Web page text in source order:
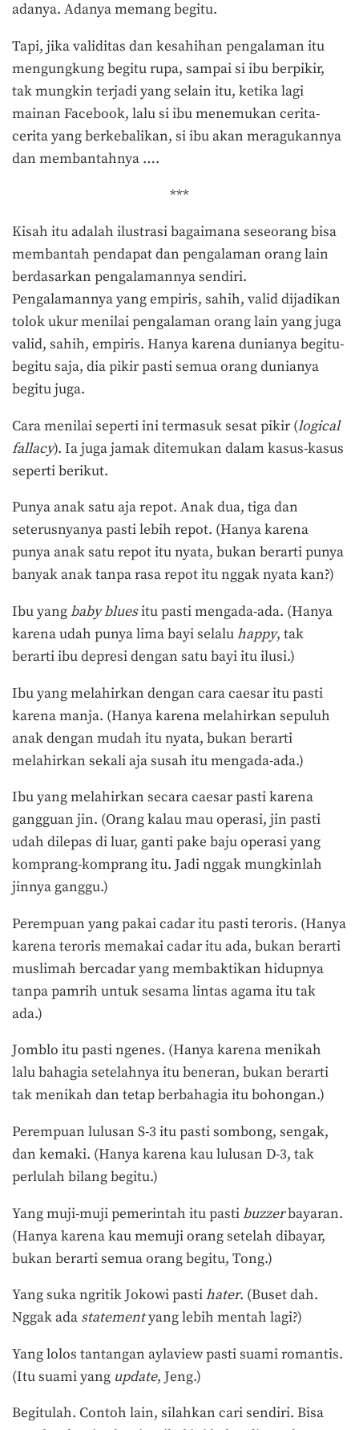
adanya. Adanya memang begitu.
Tapi, jika validitas dan kesahihan pengalaman itu
mengungkung begitu rupa, sampai si ibu berpikir,
tak mungkin terjadi yang selain itu, ketika lagi
mainan Facebook, lalu si ibu menemukan cerita-
cerita yang berkebalikan, si ibu akan meragukannya
dan membantahnya ….
***
Kisah itu adalah ilustrasi bagaimana seseorang bisa
membantah pendapat dan pengalaman orang lain
berdasarkan pengalamannya sendiri.
Pengalamannya yang empiris, sahih, valid dijadikan
tolok ukur menilai pengalaman orang lain yang juga
valid, sahih, empiris. Hanya karena dunianya begitu-
begitu saja, dia pikir pasti semua orang dunianya
begitu juga.
Cara menilai seperti ini termasuk sesat pikir (logical
fallacy). Ia juga jamak ditemukan dalam kasus-kasus
seperti berikut.
Punya anak satu aja repot. Anak dua, tiga dan
seterusnyanya pasti lebih repot. (Hanya karena
punya anak satu repot itu nyata, bukan berarti punya
banyak anak tanpa rasa repot itu nggak nyata kan?)
Ibu yangbaby bluesitu pasti mengada-ada. (Hanya
karena udah punya lima bayi selaluhappy, tak
berarti ibu depresi dengan satu bayi itu ilusi.)
Ibu yang melahirkan dengan cara caesar itu pasti
karena manja. (Hanya karena melahirkan sepuluh
anak dengan mudah itu nyata, bukan berarti
melahirkan sekali aja susah itu mengada-ada.)
Ibu yang melahirkan secara caesar pasti karena
gangguan jin. (Orang kalau mau operasi, jin pasti
udah dilepas di luar, ganti pake baju operasi yang
komprang-komprang itu. Jadi nggak mungkinlah
jinnya ganggu.)
Perempuan yang pakai cadar itu pasti teroris. (Hanya
karena teroris memakai cadar itu ada, bukan berarti
muslimah bercadar yang membaktikan hidupnya
tanpa pamrih untuk sesama lintas agama itu tak
ada.)
Jomblo itu pasti ngenes. (Hanya karena menikah
lalu bahagia setelahnya itu beneran, bukan berarti
tak menikah dan tetap berbahagia itu bohongan.)
Perempuan lulusan S-3 itu pasti sombong, sengak,
dan kemaki. (Hanya karena kau lulusan D-3, tak
perlulah bilang begitu.)
Yang muji-muji pemerintah itu pastibuzzerbayaran.
(Hanya karena kau memuji orang setelah dibayar,
bukan berarti semua orang begitu, Tong.)
Yang suka ngritik Jokowi pastihater. (Buset dah.
Nggak ada statementyang lebih mentah lagi?)
Yang lolos tantangan aylaview pasti suami romantis.
(Itu suami yang update, Jeng.)
Begitulah. Contoh lain, silahkan cari sendiri. Bisa